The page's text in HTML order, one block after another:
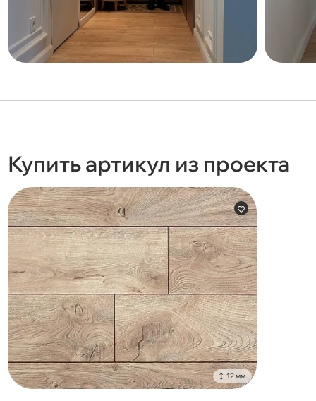
Купить артикул из проекта
12 мм